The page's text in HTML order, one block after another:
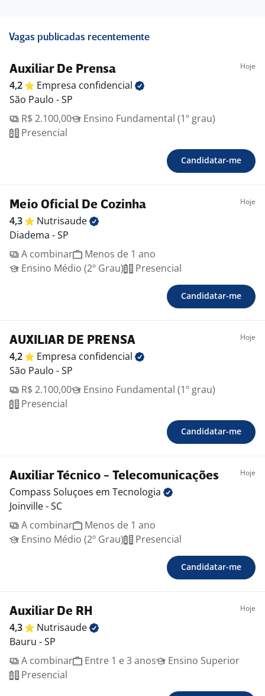
Vagas publicadas recentemente
Auxiliar De Prensa Hoje
4,2 Empresa confidencial
São Paulo - SP
R$ 2.100,00
Ensino Fundamental (1º grau)
Presencial
Candidatar-me
Meio Oficial De Cozinha Hoje
4,3
Nutrisaude
Diadema - SP
A combinar
Menos de 1 ano
Ensino Médio (2º Grau)
Presencial
Candidatar-me
AUXILIAR DE PRENSA Hoje
4,2 Empresa confidencial
São Paulo - SP
R$ 2.100,00
Ensino Fundamental (1º grau)
Presencial
Candidatar-me
Auxiliar Técnico - Telecomunicações Hoje
Compass Soluçoes em Tecnologia
Joinville - SC
A combinar
Menos de 1 ano
Ensino Médio (2º Grau)
Presencial
Candidatar-me
Auxiliar De RH Hoje
4,3
Nutrisaude
Bauru - SP
A combinar
Entre 1 e 3 anos
Ensino Superior
Presencial